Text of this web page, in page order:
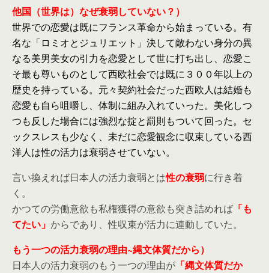
他国（世界は）なぜ衰弱していない？）
世界での恋愛は既にフランス革命から始まっている。有
名な「ロミオとジュリエット」決して敵わない身分の異
なる美男美女の引力を恋愛として世に打ち出し、恋愛こ
そ最も尊いものとして西欧社会では既に３００年以上の
歴史を持っている。元々契約社会だった西欧人は結婚も
恋愛も自ら咀嚼し、体制に組み入れていった。美化しつ
つも反した場合には強烈な掟と罰則もついて回った。セ
ックスレスも少なく、未だに恋愛観念に収束している西
洋人は性の活力は衰弱させていない。
言い換えれば日本人の活力衰弱とは性の衰弱に行き着
く。
かつての労働意欲も私権獲得の意欲も突き詰めれば 「も
てたい」 からであり、性収束が活力に連動していた。
もう一つの活力衰弱の理由~縄文体質だから）
日本人の活力衰弱のもう一つの理由が 「縄文体質だか